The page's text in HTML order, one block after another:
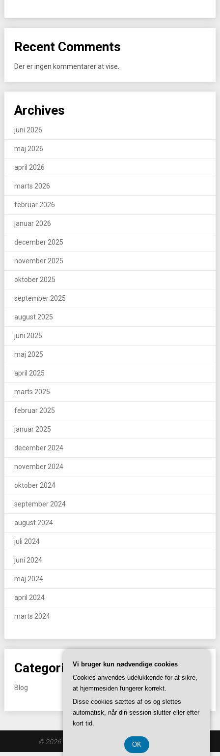
Recent Comments
Der er ingen kommentarer at vise.
Archives
juni 2026
maj 2026
april 2026
marts 2026
februar 2026
januar 2026
december 2025
november 2025
oktober 2025
september 2025
august 2025
juni 2025
maj 2025
april 2025
marts 2025
februar 2025
januar 2025
december 2024
november 2024
oktober 2024
september 2024
august 2024
juli 2024
juni 2024
maj 2024
april 2024
marts 2024
Categories
Blog
© 2026 Iclauvring.dk | Theme bySuperbThemes
Vi bruger kun nødvendige cookies
Cookies anvendes udelukkende for at sikre,
at hjemmesiden fungerer korrekt.
Disse cookies sættes af os og slettes
automatisk, når din session slutter eller efter
kort tid.
OK